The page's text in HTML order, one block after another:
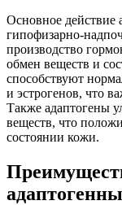
Основное действие
гипофизарно-
производство
обмен веществ и
способствуют
и эстрогенов, что
Также адаптогены
веществ, что
состоянии кожи.